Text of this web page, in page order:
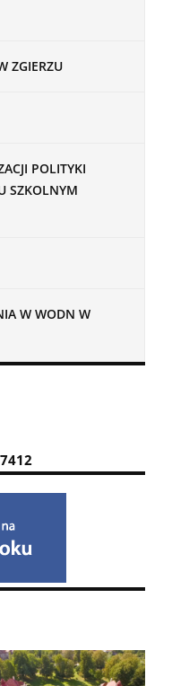
ZGIERZU
POLITYKI
SZKOLNYM
W WODN W